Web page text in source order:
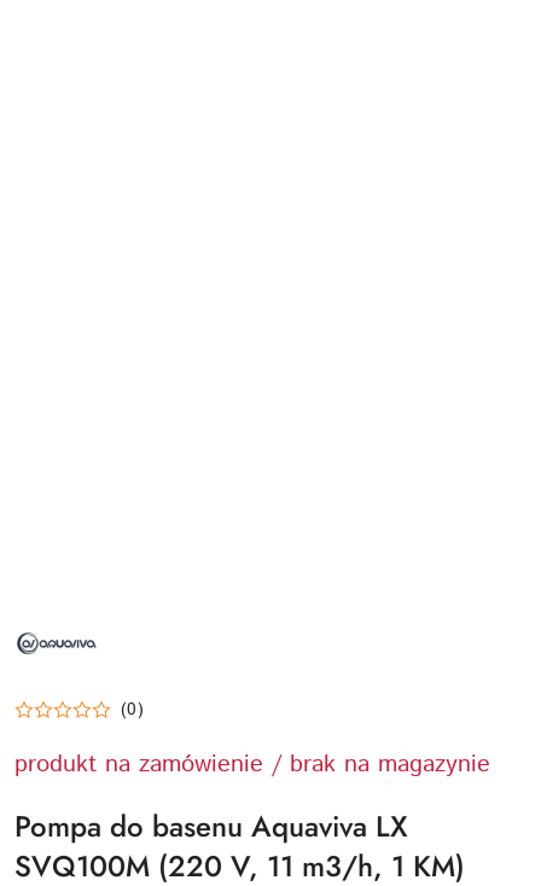
AQUAVIVA
(0)
produkt na zamówienie / brak na magazynie
Pompa do basenu Aquaviva LX
SVQ100M (220 V, 11 m3/h, 1 KM)